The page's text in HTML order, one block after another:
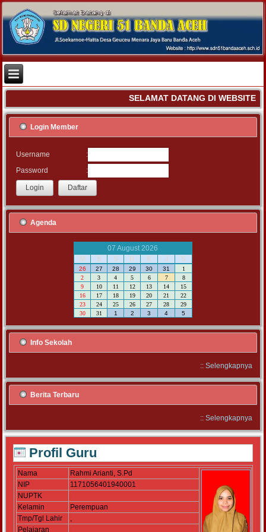
SELAMAT DATANG DI WEBSITE
Login Member
Username
:
Password
:
Agenda
07 August 2026
M
S S R K J S
26 27 28 29 30 31
1
2
3 4 5 6 7
8
9
10 11 12 13 14
15
16
17 18 19 20 21
22
23
24 25 26 27 28
29
30
31 1 2 3 4 5
Info Sekolah
:: Selengkapnya
Berita Terbaru
:: Selengkapnya
Profil Guru
Nama
Rahmi Arianti, S.Pd
NIP
1171056401940001
NUPTK
Kelamin
Perempuan
Tmp/Tgl Lahir
,
Pelajaran